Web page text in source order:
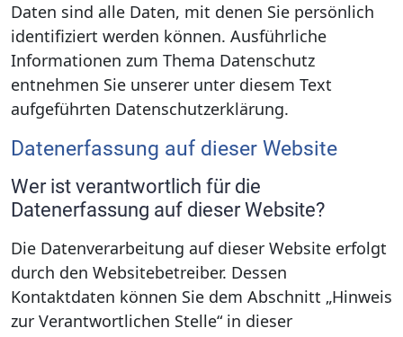
Daten sind alle Daten, mit denen Sie persönlich
identifiziert werden können. Ausführliche
Informationen zum Thema Datenschutz
entnehmen Sie unserer unter diesem Text
aufgeführten Datenschutzerklärung.
Datenerfassung auf dieser Website
Wer ist verantwortlich für die
Datenerfassung auf dieser Website?
Die Datenverarbeitung auf dieser Website erfolgt
durch den Websitebetreiber. Dessen
Kontaktdaten können Sie dem Abschnitt „Hinweis
zur Verantwortlichen Stelle“ in dieser